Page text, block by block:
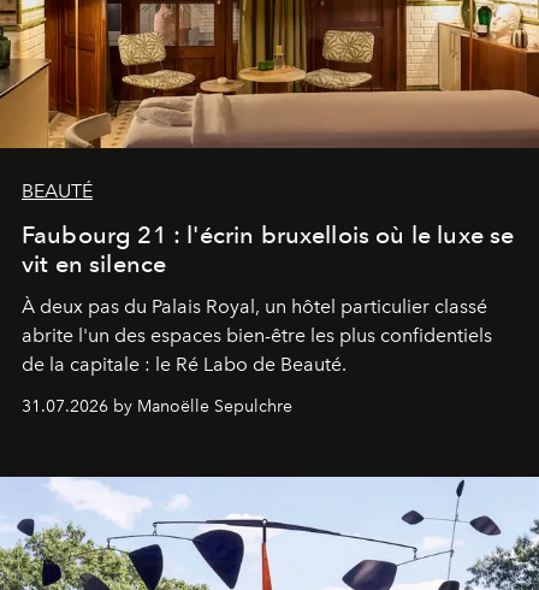
BEAUTÉ
Faubourg 21 : l'écrin bruxellois où le luxe se
vit en silence
À deux pas du Palais Royal, un hôtel particulier classé
abrite l'un des espaces bien-être les plus confidentiels
de la capitale : le Ré Labo de Beauté.
31.07.2026 by Manoëlle Sepulchre